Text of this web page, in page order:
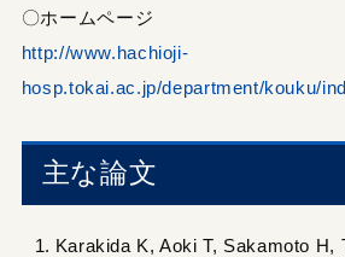
〇ホームページ
http://www.hachioji-
hosp.tokai.ac.jp/department/kouku/
主な論文
Karakida K, Aoki T, Sakamoto H,